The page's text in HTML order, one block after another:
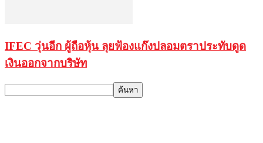
IFEC วุ่นอีก ผู้ถือหุ้น ลุยฟ้องแก๊งปลอมตราประทับดูด
เงินออกจากบริษัท